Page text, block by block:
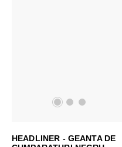
HEADLINER - GEANTA DE